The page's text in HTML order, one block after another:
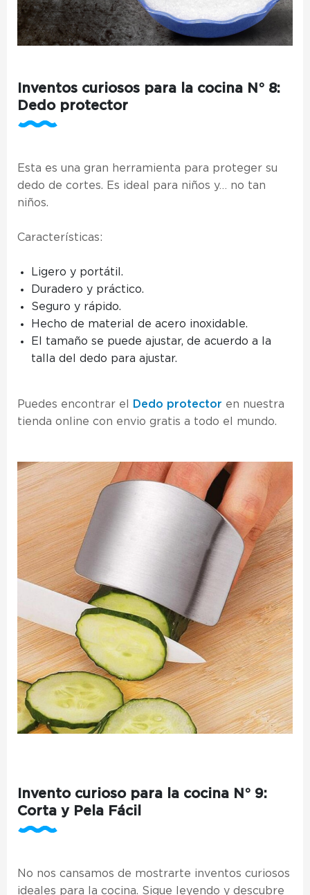
Inventos curiosos para la cocina N° 8:
Dedo protector
Esta es una gran herramienta para proteger su
dedo de cortes. Es ideal para niños y… no tan
niños.
Características:
Ligero y portátil.
Duradero y práctico.
Seguro y rápido.
Hecho de material de acero inoxidable.
El tamaño se puede ajustar, de acuerdo a la
talla del dedo para ajustar.
Puedes encontrar el Dedo protector en nuestra
tienda online con envio gratis a todo el mundo.
Invento curioso para la cocina N° 9:
Corta y Pela Fácil
No nos cansamos de mostrarte inventos curiosos
ideales para la cocina. Sigue leyendo y descubre